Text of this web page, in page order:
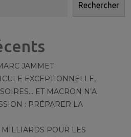
Rechercher
JAMMET
EXCEPTIONNELLE,
ET MACRON N’A
: PRÉPARER LA
MILLIARDS POUR LES